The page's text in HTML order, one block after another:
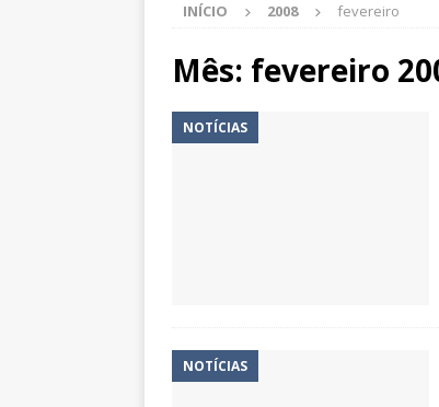
INÍCIO 2008 fevereiro
Mês: fevereiro
NOTÍCIAS
NOTÍCIAS